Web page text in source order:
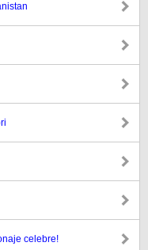
celebre!